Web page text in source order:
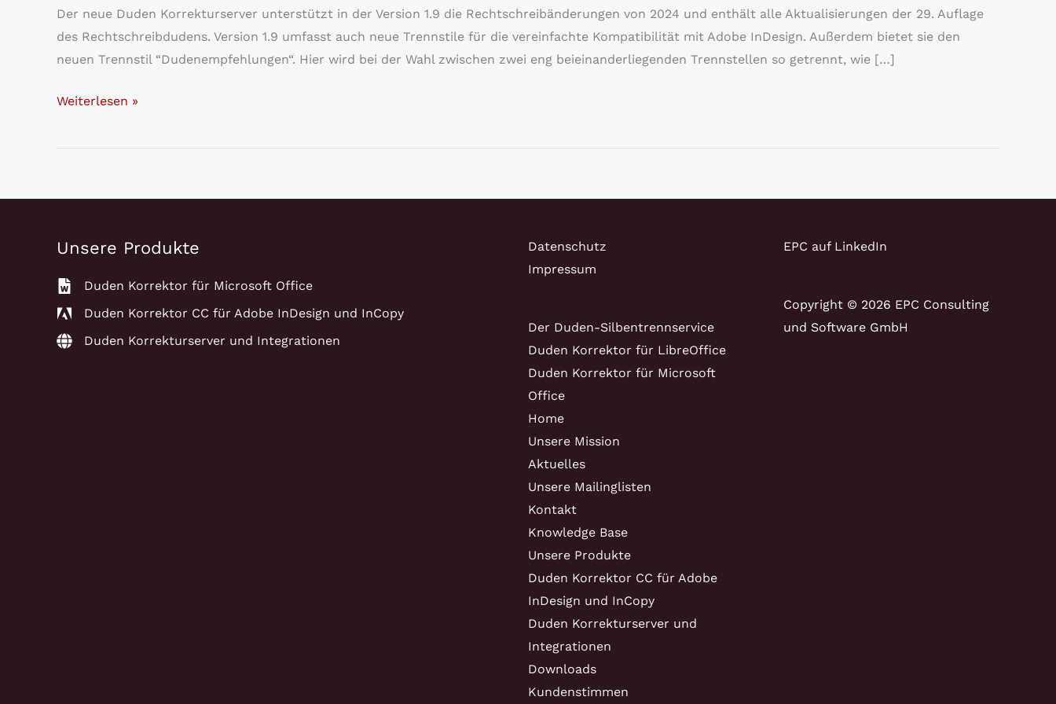
Der neue Duden Korrekturserver unterstützt in der Version 1.9 die Rechtschreibänderungen von 2024 und enthält alle Aktualisierungen der 29. Auflage
des Rechtschreibdudens. Version 1.9 umfasst auch neue Trennstile für die vereinfachte Kompatibilität mit Adobe InDesign. Außerdem bietet sie den
neuen Trennstil “Dudenempfehlungen“. Hier wird bei der Wahl zwischen zwei eng beieinanderliegenden Trennstellen so getrennt, wie […]
Duden
1.9
Weiterlesen »
Unsere Produkte
Duden Korrektor für Microsoft Office
Duden Korrektor CC für Adobe InDesign und InCopy
Duden Korrekturserver und Integrationen
Datenschutz
Impressum
Der Duden-Silbentrennservice
Duden Korrektor für LibreOffice
Duden Korrektor für Microsoft
Office
Home
Unsere Mission
Aktuelles
Unsere Mailinglisten
Kontakt
Knowledge Base
Unsere Produkte
Duden Korrektor CC für Adobe
InDesign und InCopy
Duden Korrekturserver und
Integrationen
Downloads
Kundenstimmen
EPC auf LinkedIn
Copyright © 2026 EPC Consulting
und Software GmbH